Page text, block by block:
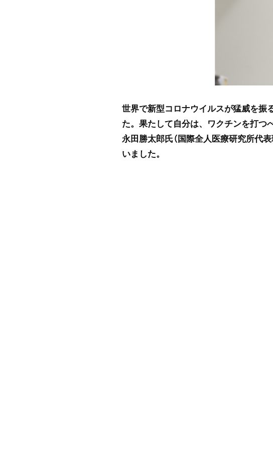
世界で新型コロナウイルスが猛威を振
た。果たして自分は、ワクチンを打
永田勝太郎氏（国際全人医療研究所代
いました。